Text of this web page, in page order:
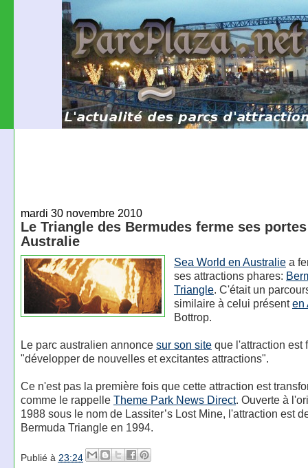
mardi 30 novembre 2010
Le Triangle des Bermudes ferme ses
Australie
Sea World en Australiea
ses attractions phares:
Triangle. C'était un
similaire à celui présenten
Bottrop.
Le parc australien annonce sur son siteque l'attraction est
"développer de nouvelles et excitantes attractions".
Ce n'est pas la première fois que cette attraction est
comme le rappelle Theme Park News Direct. Ouverte à
1988 sous le nom de Lassiter’s Lost Mine, l'attraction est
Bermuda Triangle en 1994.
Publié à 23:24